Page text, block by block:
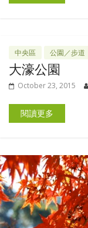
中央區 公園／步道
大濠公園
October 23, 2015
閱讀更多